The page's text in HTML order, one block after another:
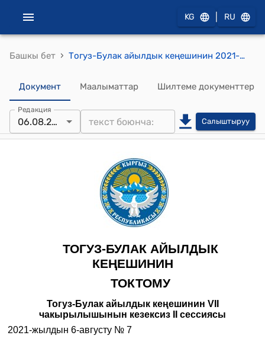
KG RU
Башкы бет › Тогуз-Булак айылдык кеңешинин 2021-жылдын 6-августу № 7 "Айыл өкмөтүнүн аймагындагы айылдардагы айрым категориясы төмөн таштуу кайрак жерлерди, калктуу конушка айландыруу максатында трансформациялоо жөнүндө" токтому
Документ Маалыматтар Шилтеме документтер
Редакция
06.08.2021 Салыштыруу